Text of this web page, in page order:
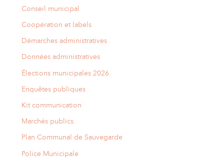
Conseil municipal
Coopération et labels
Démarches administratives
Données administratives
Élections municipales 2026
Enquêtes publiques
Kit communication
Marchés publics
Plan Communal de Sauvegarde
Police Municipale